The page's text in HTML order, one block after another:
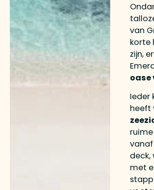
van
korte
zijn,
oase
Ieder
heeft
deck,
met